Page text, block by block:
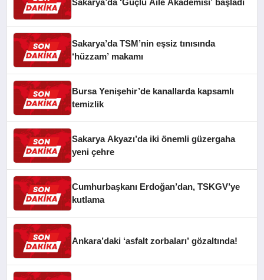
Sakarya’da TSM’nin eşsiz tınısında
‘hüzzam’ makamı
Bursa Yenişehir’de kanallarda kapsamlı
temizlik
Sakarya Akyazı’da iki önemli güzergaha
yeni çehre
Cumhurbaşkanı Erdoğan’dan, TSKGV’ye
kutlama
Ankara’daki ‘asfalt zorbaları’ gözaltında!